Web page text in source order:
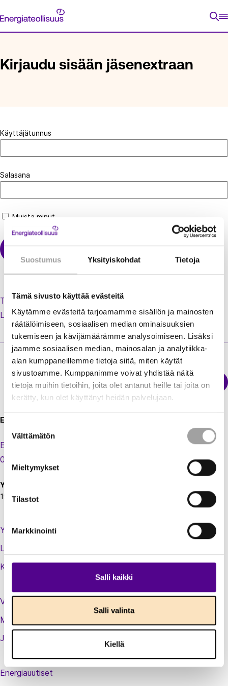
Suostumus Yksityiskohdat Tietoja
Tämä sivusto käyttää evästeitä
Käytämme evästeitä tarjoamamme sisällön ja mainosten
räätälöimiseen, sosiaalisen median ominaisuuksien
tukemiseen ja kävijämäärämme analysoimiseen. Lisäksi
jaamme sosiaalisen median, mainosalan ja analytiikka-
alan kumppaneillemme tietoja siitä, miten käytät
sivustoamme. Kumppanimme voivat yhdistää näitä
tietoja muihin tietoihin, joita olet antanut heille tai joita on
kerätty, kun olet käyttänyt heidän palvelujaan.
Suostumuksen
valinta
Välttämätön
Mieltymykset
Tilastot
Markkinointi
Salli kaikki
Salli valinta
Kiellä
suoraan
Energiateollisuus
ETUSIVU
Kirjaudu sisään jäsenextraan
Käyttäjätunnus
Salasana
Muista minut
Tilaa uusi salasana unohtuneen tilalle
Luo käyttäjätili jäsenextraan
Energiateollisuus
Sähkökatkokartta
Energiateollisuus ry
Eteläranta 10,
00130 Helsinki
Y-tunnus:
1924697-5
Yhteystiedot
Laskutustiedot
Kirjaudu sisään jäsenextraan
Vastuullisuusteot
Medialle
Jäsenluettelo
Energiauutiset